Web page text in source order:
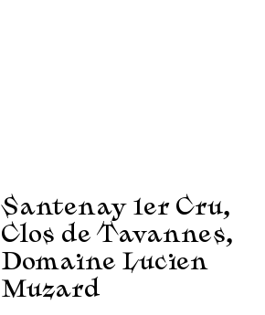
Santenay 1er Cru,
Clos de Tavannes,
Domaine Lucien
Muzard